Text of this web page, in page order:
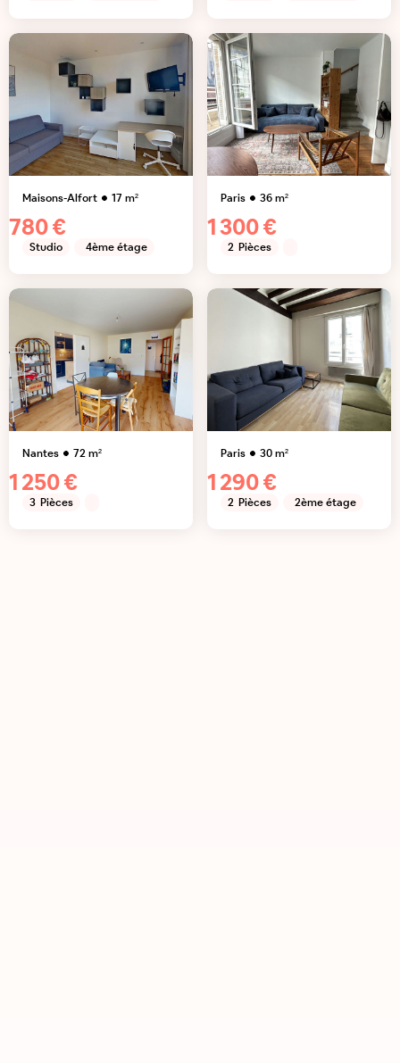
Maisons-Alfort 17m²
780 €
Studio 4ème étage
Paris 36m²
1 300 €
2 Pièces
Nantes 72m²
1 250 €
3 Pièces
Paris 30m²
1 290 €
2 Pièces 2ème étage